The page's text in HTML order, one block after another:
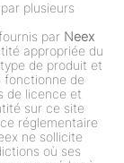
plusieurs
par Neex
appropriée du
de produit et
fonctionne de
de licence et
sur ce site
réglementaire
ne sollicite
où ses